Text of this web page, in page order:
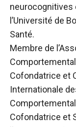
neurocognitives
l’Université de
Santé.
Membre de
Cofondatrice et
Internationale
Cofondatrice et